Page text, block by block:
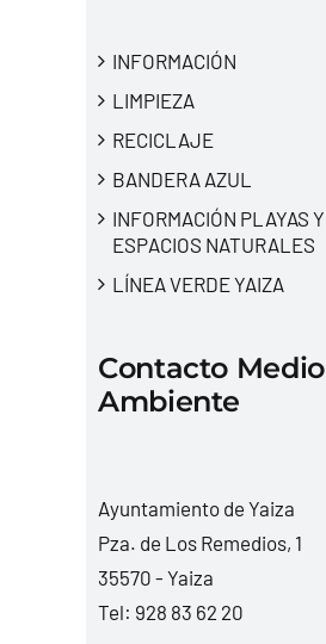
INFORMACIÓN
LIMPIEZA
RECICLAJE
BANDERA AZUL
INFORMACIÓN PLAYAS Y
ESPACIOS NATURALES
LÍNEA VERDE YAIZA
Contacto Medio
Ambiente
Ayuntamiento de Yaiza
Pza. de Los Remedios, 1
35570 - Yaiza
Tel: 928 83 62 20